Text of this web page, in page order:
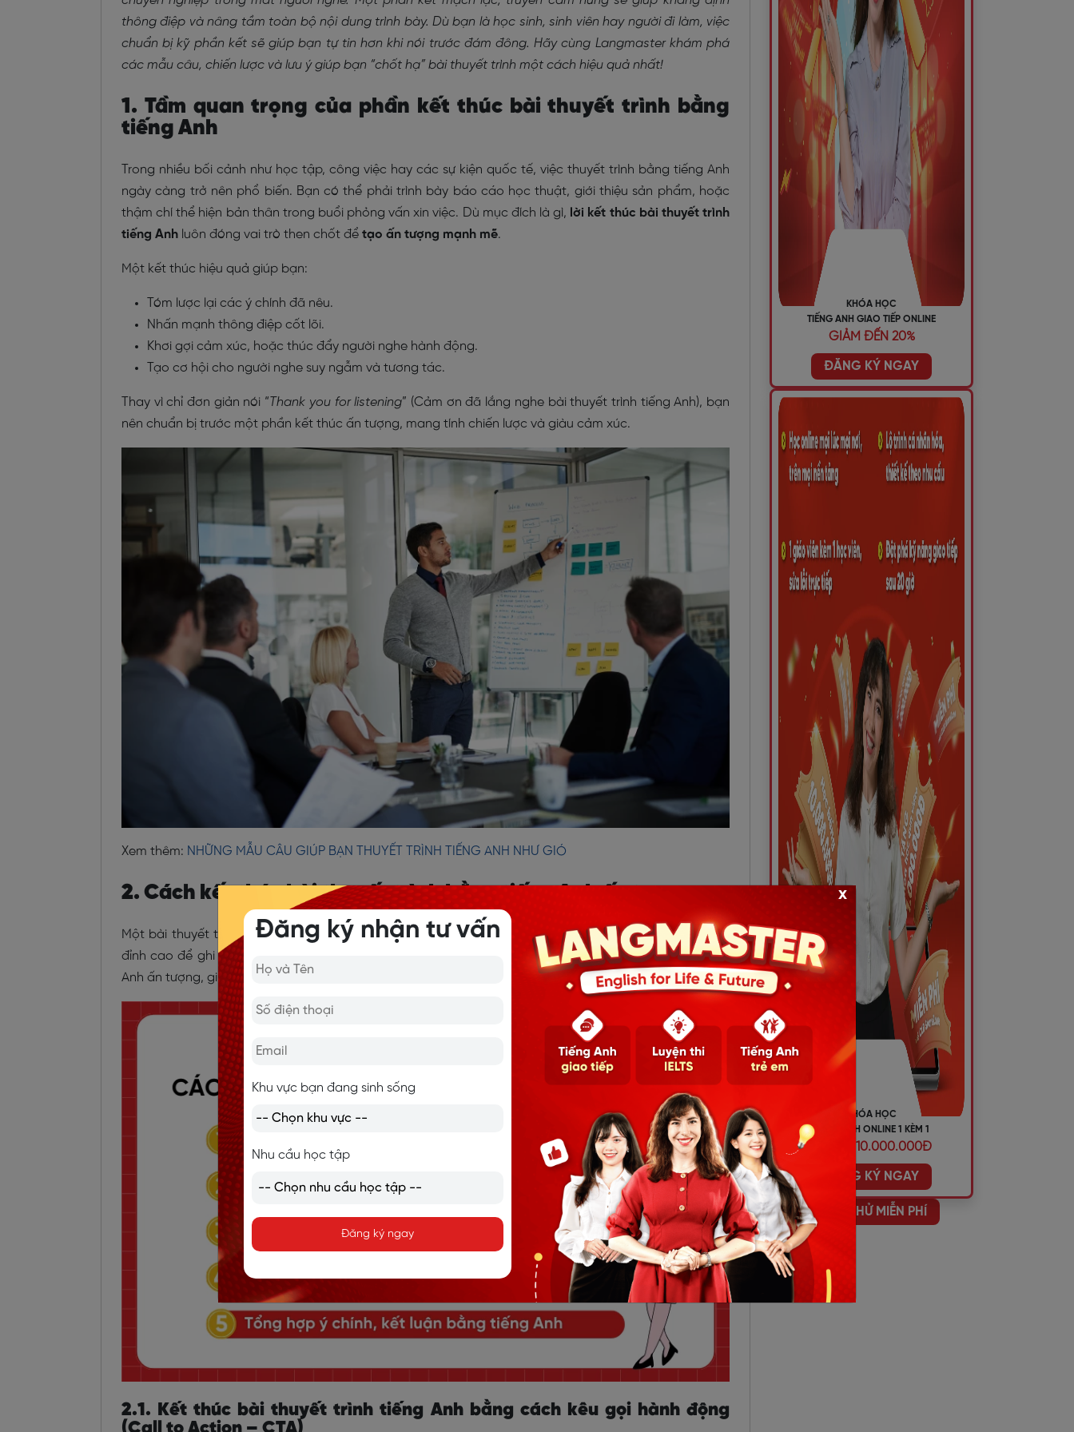
thông điệp và nâng tầm toàn bộ nội dung trình bày. Dù bạn là học sinh, sinh viên hay người đi làm, việc
chuẩn bị kỹ phần kết sẽ giúp bạn tự tin hơn khi nói trước đám đông. Hãy cùng Langmaster khám phá
các mẫu câu, chiến lược và lưu ý giúp bạn “chốt hạ” bài thuyết trình một cách hiệu quả nhất!
1. Tầm quan trọng của phần kết thúc bài thuyết trình bằng
tiếng Anh
Trong nhiều bối cảnh như học tập, công việc hay các sự kiện quốc tế, việc thuyết trình bằng tiếng Anh
ngày càng trở nên phổ biến. Bạn có thể phải trình bày báo cáo học thuật, giới thiệu sản phẩm, hoặc
thậm chí thể hiện bản thân trong buổi phỏng vấn xin việc. Dù mục đích là gì, lời kết thúc bài thuyết trình
tiếng Anh luôn đóng vai trò then chốt để tạo ấn tượng mạnh mẽ.
Một kết thúc hiệu quả giúp bạn:
Tóm lược lại các ý chính đã nêu.
Nhấn mạnh thông điệp cốt lõi.
Khơi gợi cảm xúc, hoặc thúc đẩy người nghe hành động.
Tạo cơ hội cho người nghe suy ngẫm và tương tác.
Thay vì chỉ đơn giản nói “ Thank you for listening” (Cảm ơn đã lắng nghe bài thuyết trình tiếng Anh), bạn
nên chuẩn bị trước một phần kết thúc ấn tượng, mang tính chiến lược và giàu cảm xúc.
Xem thêm: NHỮNG MẪU CÂU GIÚP BẠN THUYẾT TRÌNH TIẾNG ANH NHƯ GIÓ
2. Cách kết thúc bài thuyết trình bằng tiếng Anh ấn tượng
Một bài thuyết trình xuất sắc không chỉ gây ấn tượng ở phần mở đầu mà còn cần một kết thúc thật
đỉnh cao để ghi dấu trong lòng người nghe. Dưới đây là các cách kết thúc bài thuyết trình bằng tiếng
Anh ấn tượng, giúp bạn tự tin chốt lại bài nói một cách chuyên nghiệp và thuyết phục nhất.
2.1. Kết thúc bài thuyết trình tiếng Anh bằng cách kêu gọi hành động
KHÓA HỌC
TIẾNG ANH GIAO TIẾP ONLINE
GIẢM ĐẾN 20%
ĐĂNG KÝ NGAY
KHÓA HỌC
TIẾNG ANH ONLINE 1 KÈM 1
ƯU ĐÃI 10.000.000Đ
ĐĂNG KÝ NGAY
HỌC THỬ MIỄN PHÍ
Đăng ký nhận tư vấn
Khu vực bạn đang sinh sống
Nhu cầu học tập
Đăng ký ngay
x